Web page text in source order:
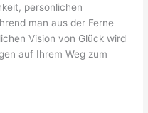
persönlichen
man aus der Ferne
Vision von Glück wird
auf Ihrem Weg zum